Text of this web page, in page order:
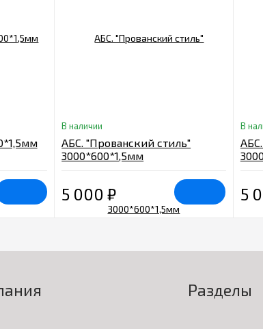
В наличии
АБС. "Прованский стиль"
3000*600*1,5мм
5 000₽
В
5
Разделы